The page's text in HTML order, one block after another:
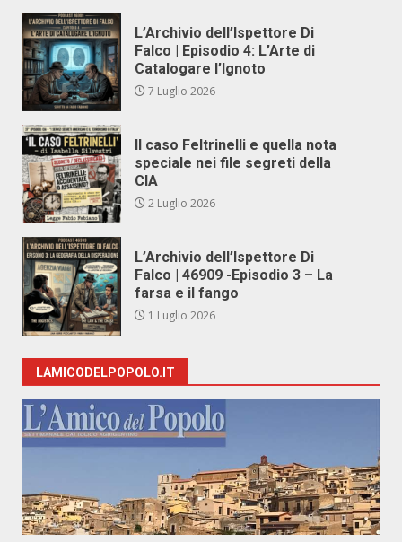
L’Archivio dell’Ispettore Di
Falco | Episodio 4: L’Arte di
Catalogare l’Ignoto
7 Luglio 2026
Il caso Feltrinelli e quella nota
speciale nei file segreti della
CIA
2 Luglio 2026
L’Archivio dell’Ispettore Di
Falco | 46909 -Episodio 3 – La
farsa e il fango
1 Luglio 2026
LAMICODELPOPOLO.IT